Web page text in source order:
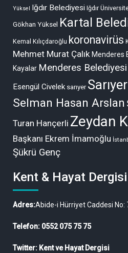
Yüksel Iğdır Belediyesi Iğdır
Gökhan Yüksel Kartal
Kemal Kılıçdaroğlu koronavirüs
Mehmet Murat Çalık Menderes
Kayalar Menderes Belediyesi
Esengül Civelek sarıyer
Selman Hasan Arslan
Turan Hançerli Zeydan
Başkanı Ekrem İmamoğlu
Şükrü Genç
Kent & Hayat Dergisi
Adres:Abide-i Hürriyet Caddesi No:
Telefon: 0552 075 75 75
Twitter: Kent ve Hayat Dergisi